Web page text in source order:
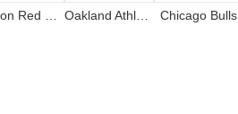
Boston Red Sox Oakland Athletics Chicago Bulls